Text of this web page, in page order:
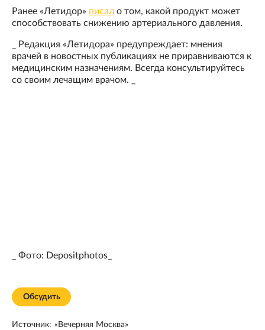
Ранее «Летидор» писал о том, какой продукт может
способствовать снижению артериального давления.
_ Редакция «Летидора» предупреждает: мнения
врачей в новостных публикациях не приравниваются к
медицинским назначениям. Всегда консультируйтесь
со своим лечащим врачом. _
_ Фото: Depositphotos_
Обсудить
Источник: «Вечерняя Москва»